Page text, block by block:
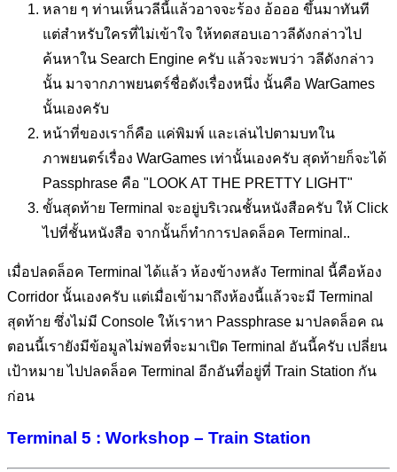
หลาย ๆ ท่านเห็นวลีนี้แล้วอาจจะร้อง อ้อออ ขึ้นมาทันที
แต่สำหรับใครที่ไม่เข้าใจ ให้ทดสอบเอาวลีดังกล่าวไป
ค้นหาใน Search Engine ครับ แล้วจะพบว่า วลีดังกล่าว
นั้น มาจากภาพยนตร์ชื่อดังเรื่องหนึ่ง นั้นคือ WarGames
นั้นเองครับ
หน้าที่ของเราก็คือ แค่พิมพ์ และเล่นไปตามบทใน
ภาพยนตร์เรื่อง WarGames เท่านั้นเองครับ สุดท้ายก็จะได้
Passphrase คือ "LOOK AT THE PRETTY LIGHT"
ขั้นสุดท้าย Terminal จะอยู่บริเวณชั้นหนังสือครับ ให้ Click
ไปที่ชั้นหนังสือ จากนั้นก็ทำการปลดล็อค Terminal..
เมื่อปลดล็อค Terminal ได้แล้ว ห้องข้างหลัง Terminal นี้คือห้อง
Corridor นั้นเองครับ แต่เมื่อเข้ามาถึงห้องนี้แล้วจะมี Terminal
สุดท้าย ซึ่งไม่มี Console ให้เราหา Passphrase มาปลดล็อค ณ
ตอนนี้เรายังมีข้อมูลไม่พอที่จะมาเปิด Terminal อันนี้ครับ เปลี่ยน
เป้าหมาย ไปปลดล็อค Terminal อีกอันที่อยู่ที่ Train Station กัน
ก่อน
Terminal 5 : Workshop – Train Station